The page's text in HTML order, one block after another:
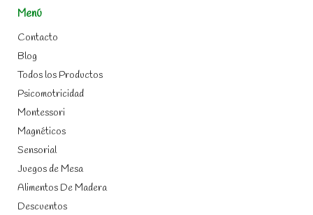
Menú
Contacto
Blog
Todos los Productos
Psicomotricidad
Montessori
Magnéticos
Sensorial
Juegos de Mesa
Alimentos De Madera
Descuentos